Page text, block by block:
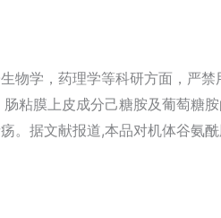
物学，药理学等科研方面，严
粘膜上皮成分己糖胺及葡萄糖
。据文献报道,本品对机体谷氨